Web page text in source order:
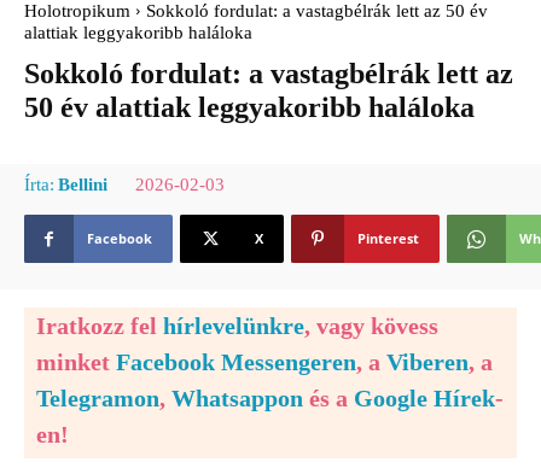
Holotropikum
Sokkoló fordulat: a vastagbélrák lett az 50 év
alattiak leggyakoribb haláloka
Sokkoló fordulat: a vastagbélrák lett az
50 év alattiak leggyakoribb haláloka
Írta: Bellini 2026-02-03
Facebook X Pinterest
Iratkozz fel hírlevelünkre, vagy kövess
minket Facebook Messengeren, a Viberen, a
Telegramon, Whatsappon és a Google Hírek-
en!